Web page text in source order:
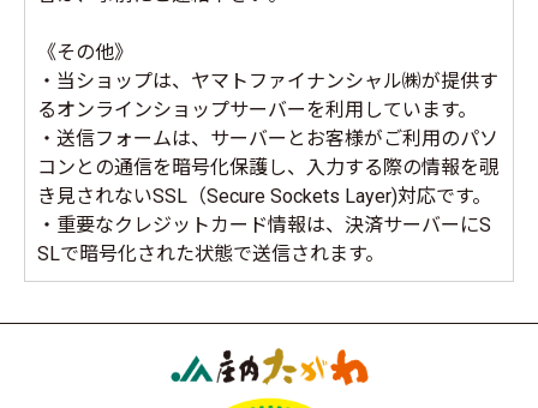
《その他》
・当ショップは、ヤマトファイナンシャル㈱が提供す
るオンラインショップサーバーを利用しています。
・送信フォームは、サーバーとお客様がご利用のパソ
コンとの通信を暗号化保護し、入力する際の情報を覗
き見されないSSL（Secure Sockets Layer)対応です。
・重要なクレジットカード情報は、決済サーバーにS
SLで暗号化された状態で送信されます。